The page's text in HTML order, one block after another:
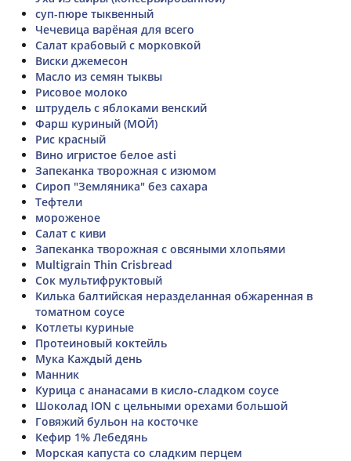
суп-пюре тыквенный
Чечевица варёная для всего
Салат крабовый с морковкой
Виски джемесон
Масло из семян тыквы
Рисовое молоко
штрудель с яблоками венский
Фарш куриный (МОЙ)
Рис красный
Вино игристое белое asti
Запеканка творожная с изюмом
Сироп "Земляника" без сахара
Тефтели
мороженое
Салат с киви
Запеканка творожная с овсяными хлопьями
Multigrain Thin Crisbread
Сок мультифруктовый
Килька балтийская неразделанная обжаренная в
томатном соусе
Котлеты куриные
Протеиновый коктейль
Мука Каждый день
Манник
Курица с ананасами в кисло-сладком соусе
Шоколад ION с цельными орехами большой
Говяжий бульон на косточке
Кефир 1% Лебедянь
Морская капуста со сладким перцем